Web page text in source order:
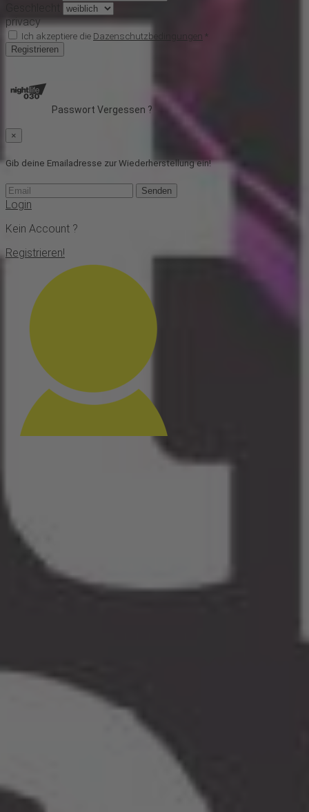
privacy
Ich akzeptiere die Dazenschutzbedingungen *
Registrieren
Passwort Vergessen ?
×
Gib deine Emailadresse zur Wiederherstellung ein!
Senden
Login
Kein Account ?
Registrieren!